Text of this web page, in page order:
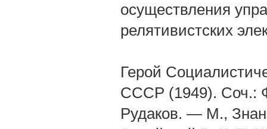
осуществления
релятивистских
Герой
СССР (1949). Соч.:
Рудаков. — М.,